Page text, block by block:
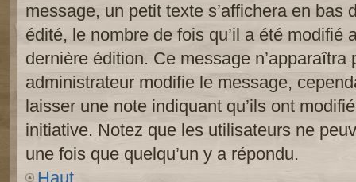
message, un petit texte s’affichera en bas
édité, le nombre de fois qu’il a été modifié
dernière édition. Ce message
administrateur modifie le message,
laisser une note indiquant qu’ils ont
initiative. Notez que les utilisateurs ne
une fois que quelqu’un y a répondu.
Haut